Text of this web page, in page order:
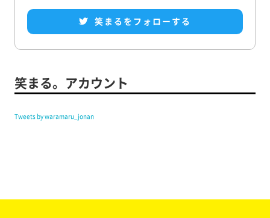
笑まるをフォローする
笑まる。アカウント
Tweets by waramaru_jonan